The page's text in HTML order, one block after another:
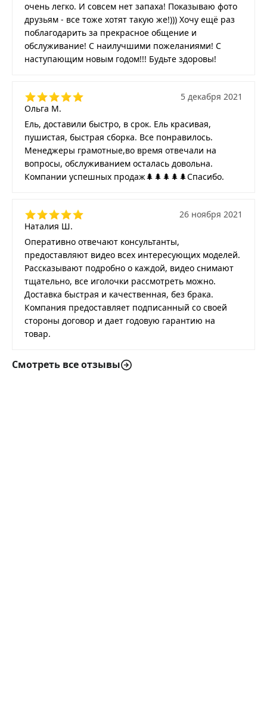
очень легко. И совсем нет запаха! Показываю фото
друзьям - все тоже хотят такую же!))) Хочу ещё раз
поблагодарить за прекрасное общение и
обслуживание! С наилучшими пожеланиями! С
наступающим новым годом!!! Будьте здоровы!
Ольга М.
5 декабря 2021
Ель, доставили быстро, в срок. Ель красивая,
пушистая, быстрая сборка. Все понравилось.
Менеджеры грамотные,во время отвечали на
вопросы, обслуживанием осталась довольна.
Компании успешных продаж🌲🌲🌲🌲🌲Спасибо.
Наталия Ш.
26 ноября 2021
Оперативно отвечают консультанты,
предоставляют видео всех интересующих моделей.
Рассказывают подробно о каждой, видео снимают
тщательно, все иголочки рассмотреть можно.
Доставка быстрая и качественная, без брака.
Компания предоставляет подписанный со своей
стороны договор и дает годовую гарантию на
товар.
Смотреть все отзывы